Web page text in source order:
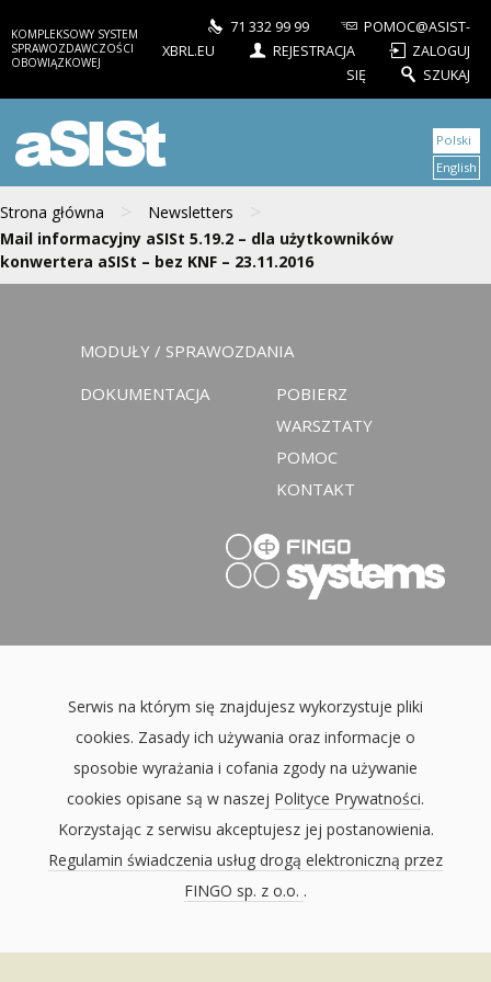
KOMPLEKSOWY SYSTEM
SPRAWOZDAWCZOŚCI
OBOWIĄZKOWEJ
71 332 99 99
POMOC@ASIST-
XBRL.EU
REJESTRACJA
ZALOGUJ
SIĘ
SZUKAJ
aSISt
Strona główna > Newsletters >
Mail informacyjny aSISt 5.19.2 – dla użytkowników
konwertera aSISt – bez KNF – 23.11.2016
Polski
English
MODUŁY / SPRAWOZDANIA
DOKUMENTACJA
POBIERZ
WARSZTATY
POMOC
KONTAKT
Serwis na którym się znajdujesz wykorzystuje pliki
cookies. Zasady ich używania oraz informacje o
sposobie wyrażania i cofania zgody na używanie
cookies opisane są w naszej Polityce Prywatności.
Korzystając z serwisu akceptujesz jej postanowienia.
Regulamin świadczenia usług drogą elektroniczną przez
FINGO sp. z o.o. .